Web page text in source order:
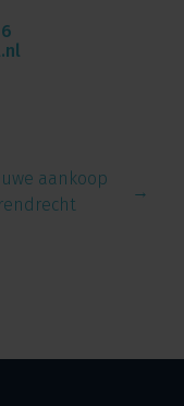
aankoop
→